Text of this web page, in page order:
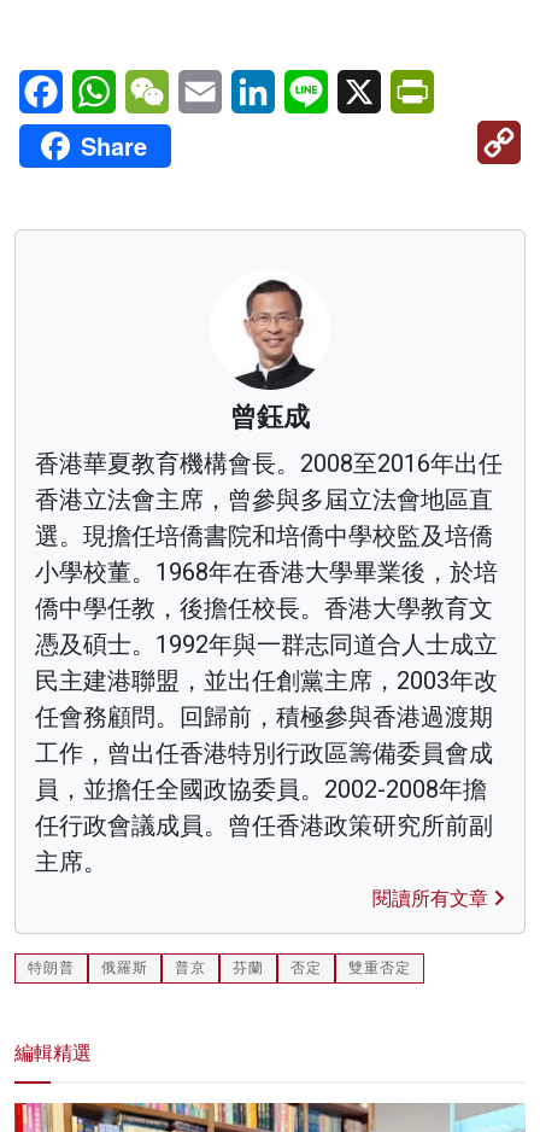
FacebookWhatsAppWeChatEmail LinkedInLine X
Share
曾鈺成
香港華夏教育機構會長。2008至2016年出任
香港立法會主席，曾參與多屆立法會地區直
選。現擔任培僑書院和培僑中學校監及培僑
小學校董。1968年在香港大學畢業後，於培
僑中學任教，後擔任校長。香港大學教育文
憑及碩士。1992年與一群志同道合人士成立
民主建港聯盟，並出任創黨主席，2003年改
任會務顧問。回歸前，積極參與香港過渡期
工作，曾出任香港特別行政區籌備委員會成
員，並擔任全國政協委員。2002-2008年擔
任行政會議成員。曾任香港政策研究所前副
主席。
閱讀所有文章
特朗普 俄羅斯 普京 芬蘭 否定 雙重否定
編輯精選